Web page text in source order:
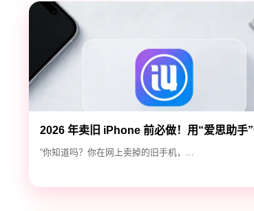
2026 年卖旧 iPhone 前必做！用“爱思助手
除隐私，防止数据泄露
“你知道吗？你在网上卖掉的旧手机，...